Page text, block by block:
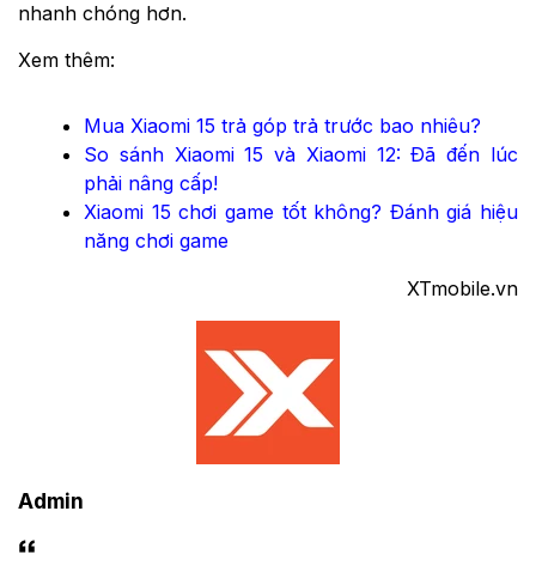
nhanh chóng hơn.
Xem thêm:
Mua Xiaomi 15 trả góp trả trước bao nhiêu?
So sánh Xiaomi 15 và Xiaomi 12: Đã đến lúc
phải nâng cấp!
Xiaomi 15 chơi game tốt không? Đánh giá hiệu
năng chơi game
XTmobile.vn
Admin